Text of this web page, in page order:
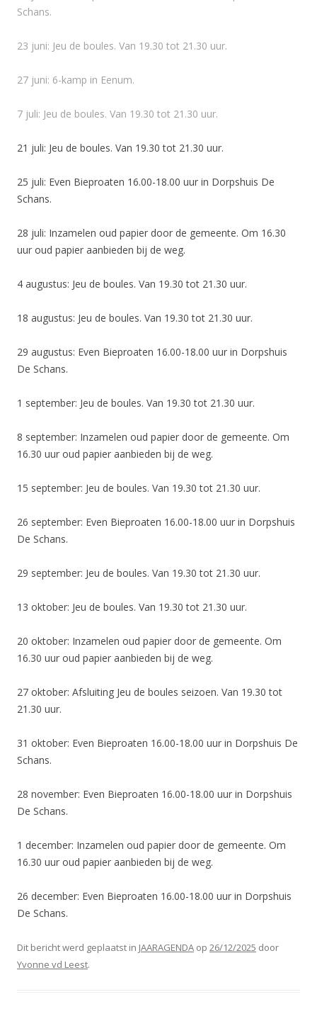
Schans.
23 juni: Jeu de boules. Van 19.30 tot 21.30 uur.
27 juni: 6-kamp in Eenum.
7 juli: Jeu de boules. Van 19.30 tot 21.30 uur.
21 juli: Jeu de boules. Van 19.30 tot 21.30 uur.
25 juli: Even Bieproaten 16.00-18.00 uur in Dorpshuis De
Schans.
28 juli: Inzamelen oud papier door de gemeente. Om 16.30
uur oud papier aanbieden bij de weg.
4 augustus: Jeu de boules. Van 19.30 tot 21.30 uur.
18 augustus: Jeu de boules. Van 19.30 tot 21.30 uur.
29 augustus: Even Bieproaten 16.00-18.00 uur in Dorpshuis
De Schans.
1 september: Jeu de boules. Van 19.30 tot 21.30 uur.
8 september: Inzamelen oud papier door de gemeente. Om
16.30 uur oud papier aanbieden bij de weg.
15 september: Jeu de boules. Van 19.30 tot 21.30 uur.
26 september: Even Bieproaten 16.00-18.00 uur in Dorpshuis
De Schans.
29 september: Jeu de boules. Van 19.30 tot 21.30 uur.
13 oktober: Jeu de boules. Van 19.30 tot 21.30 uur.
20 oktober: Inzamelen oud papier door de gemeente. Om
16.30 uur oud papier aanbieden bij de weg.
27 oktober: Afsluiting Jeu de boules seizoen. Van 19.30 tot
21.30 uur.
31 oktober: Even Bieproaten 16.00-18.00 uur in Dorpshuis De
Schans.
28 november: Even Bieproaten 16.00-18.00 uur in Dorpshuis
De Schans.
1 december: Inzamelen oud papier door de gemeente. Om
16.30 uur oud papier aanbieden bij de weg.
26 december: Even Bieproaten 16.00-18.00 uur in Dorpshuis
De Schans.
Dit bericht werd geplaatst in JAARAGENDA op 26/12/2025 door
Yvonne vd Leest.